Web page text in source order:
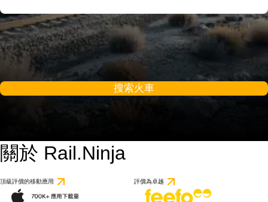
搜索火車
關於 Rail.Ninja
頂級評價的移動應用 評價為卓越